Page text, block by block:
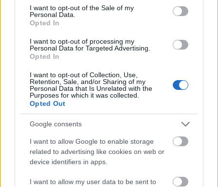
consent section.
I want to opt-out of the Sale of my
Personal Data.
Opted In
I want to opt-out of processing my
Personal Data for Targeted Advertising.
Opted In
I want to opt-out of Collection, Use,
Retention, Sale, and/or Sharing of my
Personal Data that Is Unrelated with the
Purposes for which it was collected.
Opted Out
Google consents
I want to allow Google to enable storage
related to advertising like cookies on web or
device identifiers in apps.
I want to allow my user data to be sent to
„NEM TÖBB EZER EMBERRE UTAZUNK, HANEM
EGY VÁLOGATOTT TÁRSASÁGRA”
ELSTARTOLT A MŰVÉSZETEK VÖLGYE